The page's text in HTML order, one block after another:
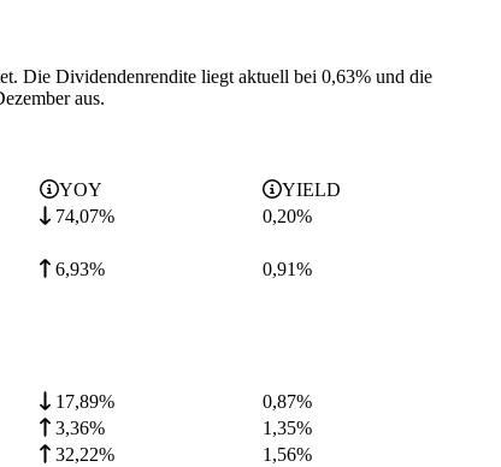
Die Dividendenrendite liegt aktuell bei 0,63% und die
aus.
YOY
YIELD
74,07% 0,20%
6,93% 0,91%
17,89% 0,87%
3,36% 1,35%
32,22% 1,56%